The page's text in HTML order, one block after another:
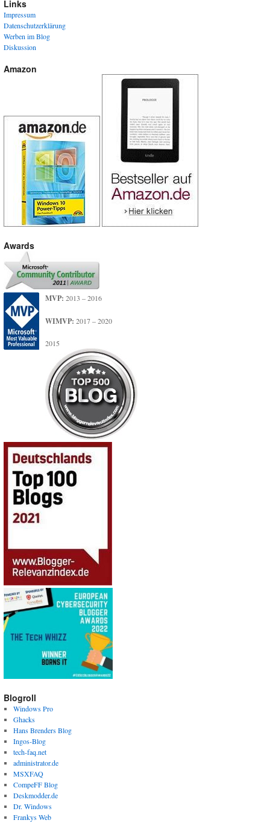
Links
Impressum
Datenschutzerklärung
Werben im Blog
Diskussion
Amazon
Awards
MVP: 2013 – 2016
WIMVP: 2017 – 2020
2015
Blogroll
Windows Pro
Ghacks
Hans Brenders Blog
Ingos-Blog
tech-faq.net
administrator.de
MSXFAQ
CompeFF Blog
Deskmodder.de
Dr. Windows
Frankys Web